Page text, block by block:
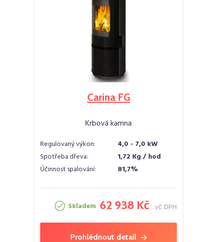
Carina FG
Krbová kamna
Regulovaný výkon:
4,0 - 7,0 kW
Spotřeba dřeva:
1,72 Kg / hod
Účinnost spalování:
81,7%
Skladem 62 938 Kč vč. DPH
Prohlédnout detail